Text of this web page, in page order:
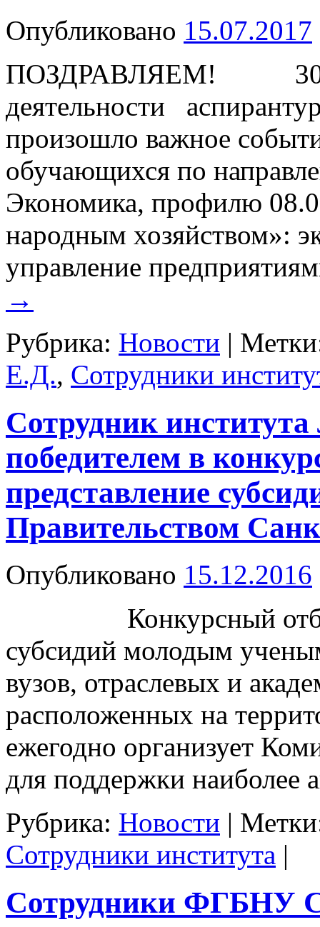
Опубликовано 15.07.2017
ПОЗДРАВЛЯЕМ! 30
деятельности
произошло важное
обучающихся по
Экономика, профилю
народным хозяйством»:
управление
→
Рубрика: Новости |
Е.Д., Сотрудники
Сотрудник
победителем в
представление
Правительством
Опубликовано 15.12.2016
Конкурсный отбор
субсидий молодым
вузов, отраслевых и
расположенных на
ежегодно организует
для поддержки
Рубрика: Новости |
Сотрудники института |
Сотрудники ФГБНУ